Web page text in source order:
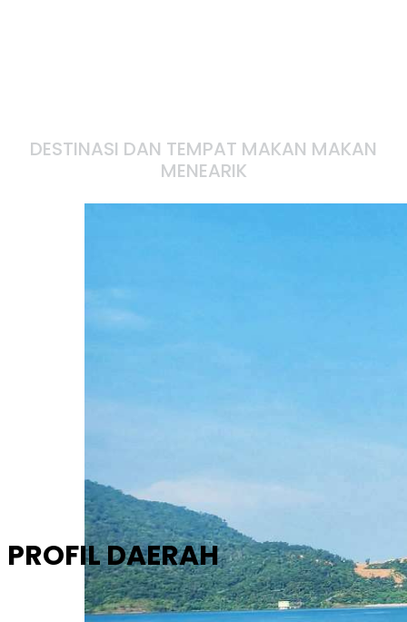
DESTINASI DAN TEMPAT MAKAN MAKAN
MENEARIK
PROFIL DAERAH